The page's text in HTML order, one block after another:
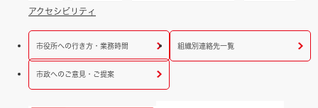
アクセシビリティ
市役所への行き方・業務時間 組織別連絡先一覧
市政へのご意見・ご提案